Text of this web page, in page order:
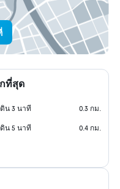
ที่สุด
ดิน 3 นาที 0.3 กม.
ดิน 5 นาที 0.4 กม.